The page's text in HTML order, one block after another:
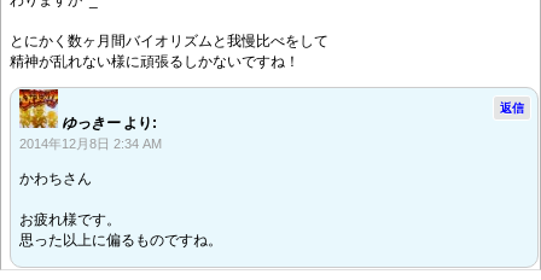
とにかく数ヶ月間バイオリズムと我慢比べをして
精神が乱れない様に頑張るしかないですね！
ゆっきー より:
2014年12月8日 2:34 AM
かわちさん
お疲れ様です。
思った以上に偏るものですね。
返信